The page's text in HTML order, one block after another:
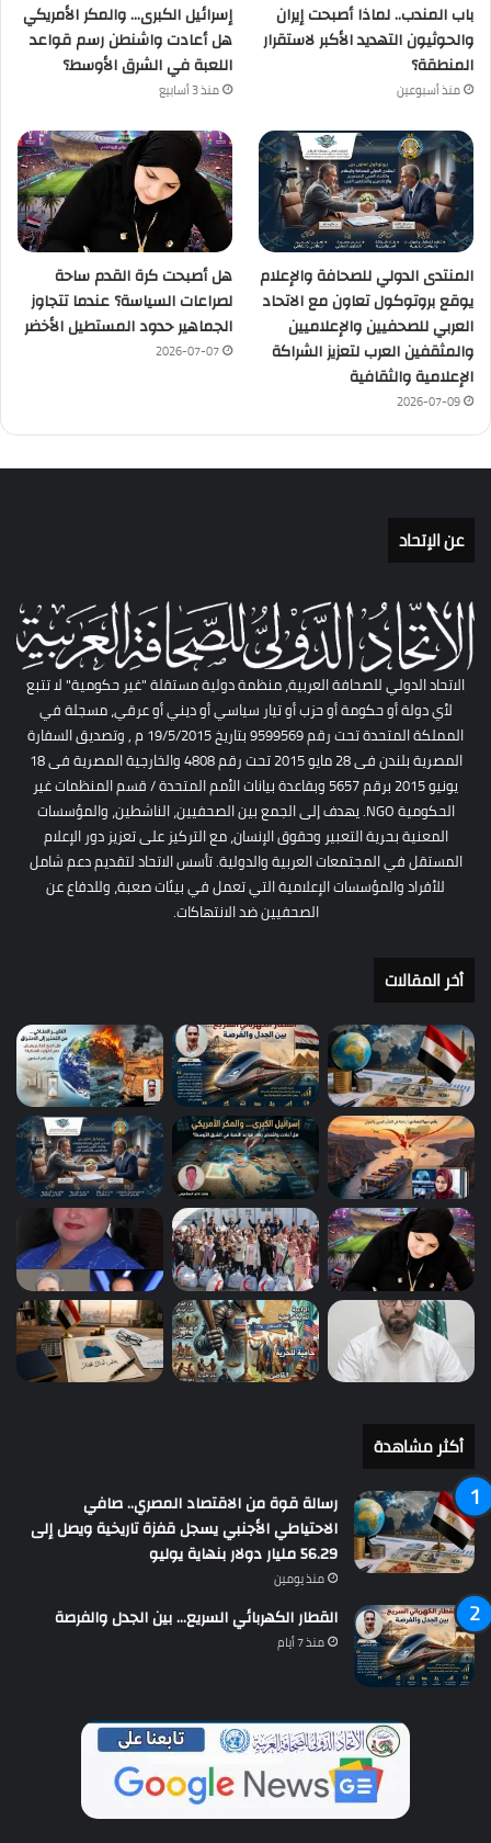
باب المندب.. لماذا أصبحت إيران
والحوثيون التهديد الأكبر لاستقرار
المنطقة؟
منذ أسبوعين
إسرائيل الكبرى… والمكر الأمريكي
هل أعادت واشنطن رسم قواعد
اللعبة في الشرق الأوسط؟
منذ 3 أسابيع
المنتدى الدولي للصحافة والإعلام
يوقع بروتوكول تعاون مع الاتحاد
العربي للصحفيين والإعلاميين
والمثقفين العرب لتعزيز الشراكة
الإعلامية والثقافية
2026-07-09
هل أصبحت كرة القدم ساحة
لصراعات السياسة؟ عندما تتجاوز
الجماهير حدود المستطيل الأخضر
2026-07-07
عن الإتحاد
الاتحاد الدولي للصحافة العربية، منظمة دولية مستقلة "غير حكومية" لا تتبع
لأي دولة أو حكومة أو حزب أو تيار سياسي أو ديني أو عرقي، مسجلة في
المملكة المتحدة تحت رقم 9599569 بتاريخ 19/5/2015 م , وتصديق السفارة
المصرية بلندن فى 28 مايو 2015 تحت رقم 4808 والخارجية المصرية فى 18
يونيو 2015 برقم 5657 وبقاعدة بيانات الأمم المتحدة / قسم المنظمات غير
الحكومية NGO. يهدف إلى الجمع بين الصحفيين، الناشطين، والمؤسسات
المعنية بحرية التعبير وحقوق الإنسان، مع التركيز على تعزيز دور الإعلام
المستقل في المجتمعات العربية والدولية. تأسس الاتحاد لتقديم دعم شامل
للأفراد والمؤسسات الإعلامية التي تعمل في بيئات صعبة، وللدفاع عن
الصحفيين ضد الانتهاكات.
أخر المقالات
أكثر مشاهدة
رسالة قوة من الاقتصاد المصري.. صافي
الاحتياطي الأجنبي يسجل قفزة تاريخية ويصل إلى
56.29 مليار دولار بنهاية يوليو
منذ يومين
القطار الكهربائي السريع… بين الجدل والفرصة
منذ 7 أيام